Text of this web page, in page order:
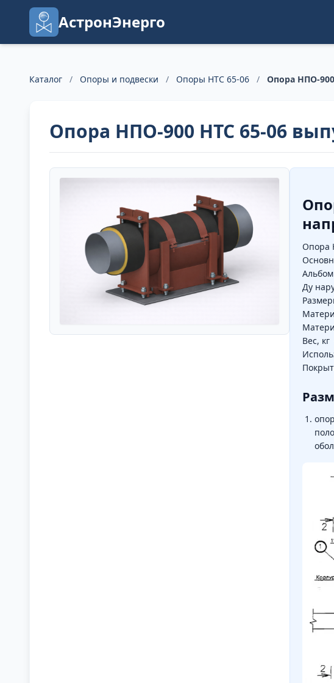
АстронЭнерго
Каталог / Опоры и подвески / Опоры НТС 65-06 / Опора НПО-
Опора НПО-900 НТС 65-06
Опора
Ду
Вес,